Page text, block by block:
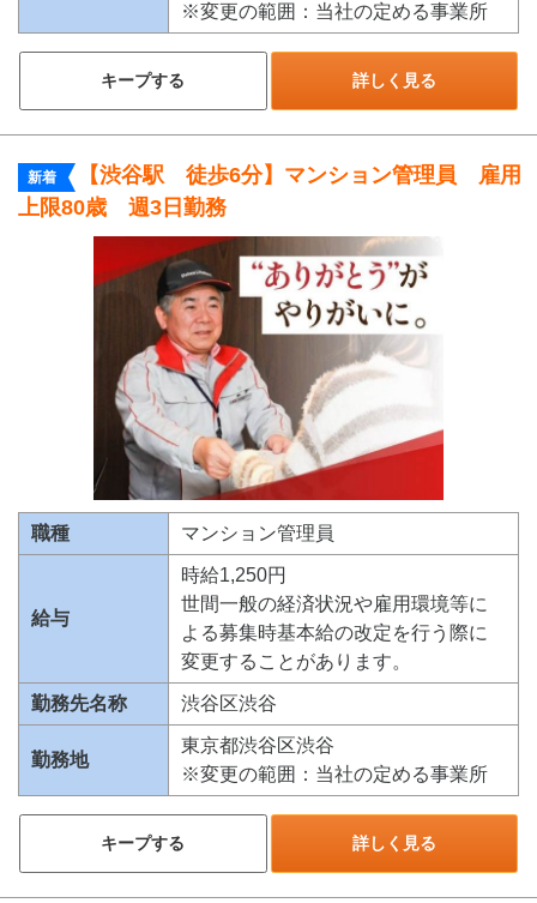
※変更の範囲：当社の定める事業所
キープする 詳しく見る
新着
【渋谷駅 徒歩6分】マンション管理員 雇用
上限80歳 週3日勤務
職種 マンション管理員
給与
時給1,250円
世間一般の経済状況や雇用環境等に
よる募集時基本給の改定を行う際に
変更することがあります。
勤務先名称 渋谷区渋谷
勤務地
東京都渋谷区渋谷
※変更の範囲：当社の定める事業所
キープする 詳しく見る